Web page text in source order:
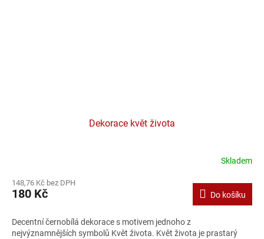
Dekorace květ života
Skladem
148,76 Kč bez DPH
180 Kč Do košíku
Decentní černobílá dekorace s motivem jednoho z
nejvýznamnějších symbolů Květ života. Květ života je prastarý